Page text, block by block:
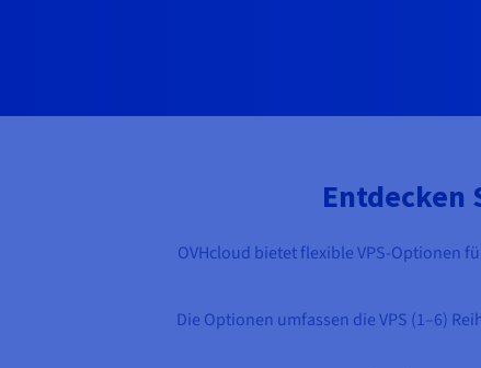
Entdecken
OVHcloud bietet flexible VPS-Optionen
Die Optionen umfassen die VPS (1–6)